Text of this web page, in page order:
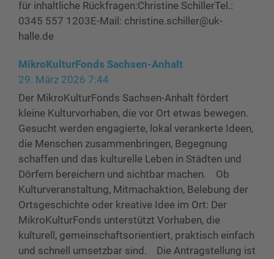
für inhaltliche Rückfragen:Christine SchillerTel.:
0345 557 1203E-Mail: christine.schiller@uk-
halle.de
MikroKulturFonds Sachsen-Anhalt
29. März 2026 7:44
Der MikroKulturFonds Sachsen-Anhalt fördert
kleine Kulturvorhaben, die vor Ort etwas bewegen.
Gesucht werden engagierte, lokal verankerte Ideen,
die Menschen zusammenbringen, Begegnung
schaffen und das kulturelle Leben in Städten und
Dörfern bereichern und sichtbar machen. Ob
Kulturveranstaltung, Mitmachaktion, Belebung der
Ortsgeschichte oder kreative Idee im Ort: Der
MikroKulturFonds unterstützt Vorhaben, die
kulturell, gemeinschaftsorientiert, praktisch einfach
und schnell umsetzbar sind. Die Antragstellung ist